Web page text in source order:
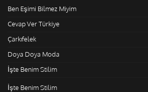
Ben Eşimi Bilmez Miyim
Cevap Ver Türkiye
Çarkıfelek
Doya Doya Moda
İşte Benim Stilim
İşte Benim Stilim